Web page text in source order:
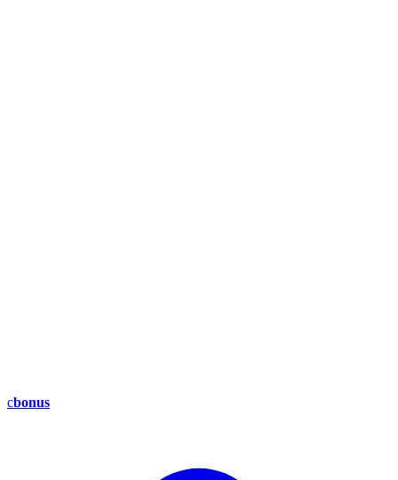
cbonus